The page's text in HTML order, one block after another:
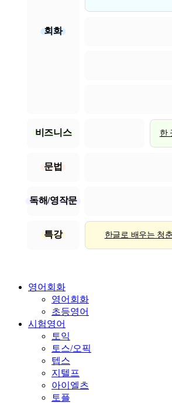
회화
비즈니스 한
문법
독해/영작문
특강 한글로 배우는 청
영어회화
영어회화
초등영어
시험영어
토익
토스/오픽
텝스
지텔프
아이엘츠
토플